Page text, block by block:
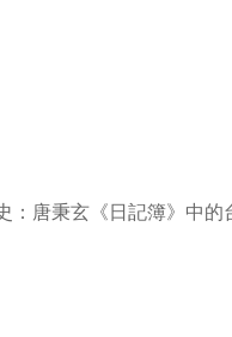
唐秉玄《日記簿》中的